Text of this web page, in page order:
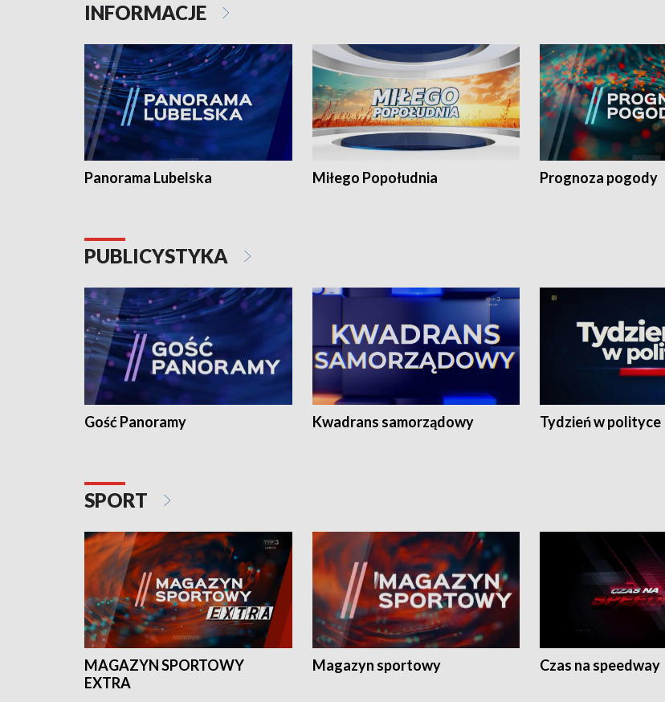
INFORMACJE
Panorama Lubelska Miłego Popołudnia Prognoza pogody
PUBLICYSTYKA
Gość Panoramy Kwadrans samorządowy Tydzień w polityce
SPORT
MAGAZYN SPORTOWY
EXTRA
Magazyn sportowy Czas na speedway